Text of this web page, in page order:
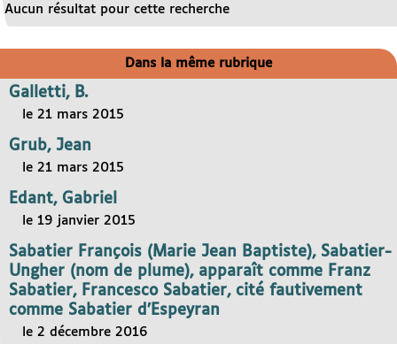
Aucun résultat pour cette recherche
Dans la même rubrique
Galletti, B.
le 21 mars 2015
Grub, Jean
le 21 mars 2015
Edant, Gabriel
le 19 janvier 2015
Sabatier François (Marie Jean Baptiste), Sabatier-
Ungher (nom de plume), apparaît comme Franz
Sabatier, Francesco Sabatier, cité fautivement
comme Sabatier d’Espeyran
le 2 décembre 2016